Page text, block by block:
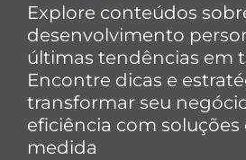
Explore conteúdos
desenvolvimento
últimas tendências em
Encontre dicas e
transformar seu
eficiência com
medida